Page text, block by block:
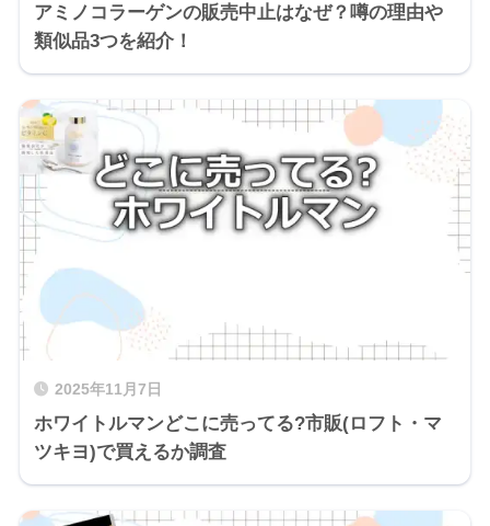
アミノコラーゲンの販売中止はなぜ？噂の理由や
類似品3つを紹介！
2025年11月7日
ホワイトルマンどこに売ってる?市販(ロフト・マ
ツキヨ)で買えるか調査